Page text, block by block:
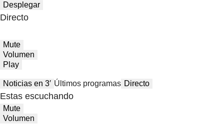
Desplegar
Directo
Mute
Volumen
Play
Noticias en 3′ Últimos programas Directo
Estas escuchando
Mute
Volumen